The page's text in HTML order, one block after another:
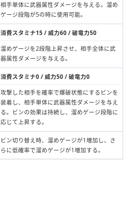
相手単体に武器属性ダメージを与える。溜め
ゲージ段階が5の時に使用可能。
消費スタミナ15 / 威力60 / 破竜力50
溜めゲージを2段階上昇させ、相手全体に武
器属性ダメージを与える。
消費スタミナ0 / 威力50 / 破竜力0
攻撃した相手を確率で爆破状態にするビンを
装着し、相手単体に武器属性ダメージを与え
る。ビンの効果は持続し、溜めゲージ段階に
応じて上昇する。
ビン切り替え時、溜めゲージが1増加し、さ
らに低確率で溜めゲージが1増加する。